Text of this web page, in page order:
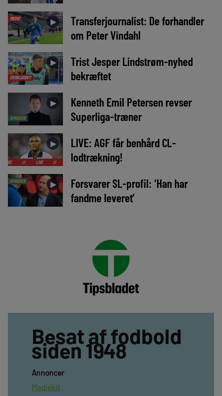
MEDIE ►
Transferjournalist: De forhandler
om Peter Vindahl
EKSKLUSIVT
►
Trist Jesper Lindstrøm-nyhed
bekræftet
NYHEDER
►
Kenneth Emil Petersen revser
Superliga-træner
►
LIVE // LIVE // LIVE // LIVE //
LIVE: AGF får benhård CL-
lodtrækning!
NYHEDER ►
Forsvarer SL-profil: ‘Han har
fandme leveret’
Besat af fodbold
siden 1948
Annoncer
Mediekit